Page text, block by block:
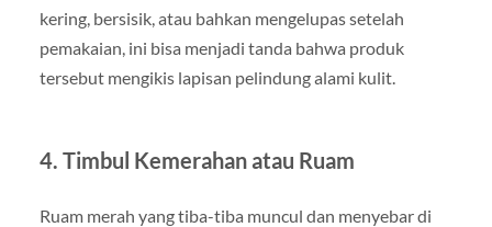
kering, bersisik, atau bahkan mengelupas setelah
pemakaian, ini bisa menjadi tanda bahwa produk
tersebut mengikis lapisan pelindung alami kulit.
4. Timbul Kemerahan atau Ruam
Ruam merah yang tiba-tiba muncul dan menyebar di